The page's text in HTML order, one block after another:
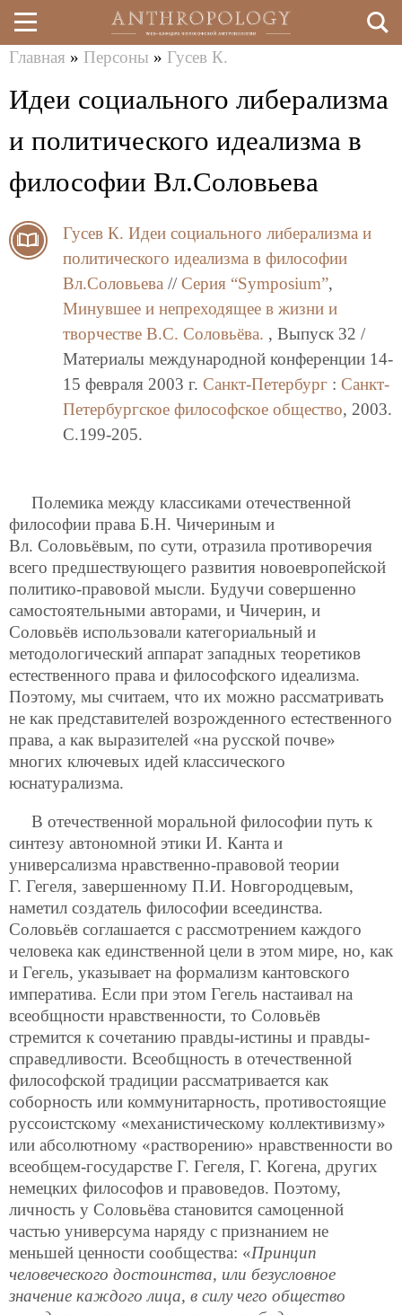
Перейти
к
здесь
Главная » Персоны » Гусев К.
Идеи социального либерализма
и политического идеализма в
философии Вл.Соловьева
Гусев К. Идеи социального либерализма и
политического идеализма в философии
Вл.Соловьева // Серия “Symposium”,
Минувшее и непреходящее в жизни и
творчестве В.С. Соловьёва. , Выпуск 32 /
Материалы международной конференции 14-
15 февраля 2003 г. Санкт-Петербург : Санкт-
Петербургское философское общество, 2003.
C.199-205.
Полемика между классиками отечественной
философии права Б.Н. Чичериным и
Вл. Соловьёвым, по сути, отразила противоречия
всего предшествующего развития новоевропейской
политико-правовой мысли. Будучи совершенно
самостоятельными авторами, и Чичерин, и
Соловьёв использовали категориальный и
методологический аппарат западных теоретиков
естественного права и философского идеализма.
Поэтому, мы считаем, что их можно рассматривать
не как представителей возрожденного естественного
права, а как выразителей «на русской почве»
многих ключевых идей классического
юснатурализма.
В отечественной моральной философии путь к
синтезу автономной этики И. Канта и
универсализма нравственно-правовой теории
Г. Гегеля, завершенному П.И. Новгородцевым,
наметил создатель философии всеединства.
Соловьёв соглашается с рассмотрением каждого
человека как единственной цели в этом мире, но, как
и Гегель, указывает на формализм кантовского
императива. Если при этом Гегель настаивал на
всеобщности нравственности, то Соловьёв
стремится к сочетанию правды-истины и правды-
справедливости. Всеобщность в отечественной
философской традиции рассматривается как
соборность или коммунитарность, противостоящие
руссоистскому «механистическому коллективизму»
или абсолютному «растворению» нравственности во
всеобщем-государстве Г. Гегеля, Г. Когена, других
немецких философов и правоведов. Поэтому,
личность у Соловьёва становится самоценной
частью универсума наряду с признанием не
меньшей ценности сообщества: «Принцип
человеческого достоинства, или безусловное
значение каждого лица, в силу чего общество